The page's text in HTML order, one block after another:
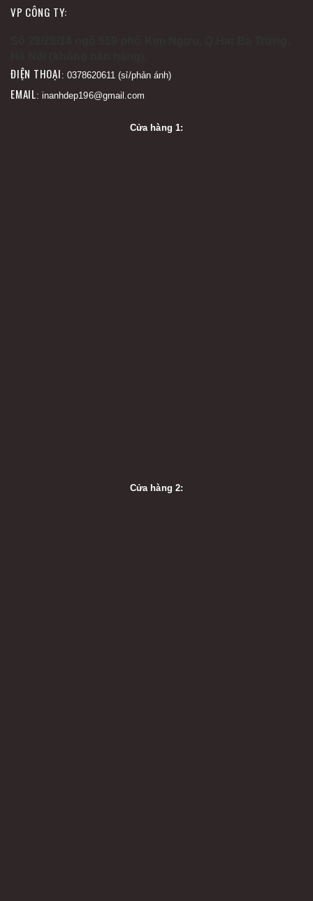
VP CÔNG TY:
ĐIỆN THOẠI : 0378620611 (sỉ/phản ánh)
EMAIL: inanhdep196@gmail.com
Cửa hàng 1:
Cửa hàng 2: